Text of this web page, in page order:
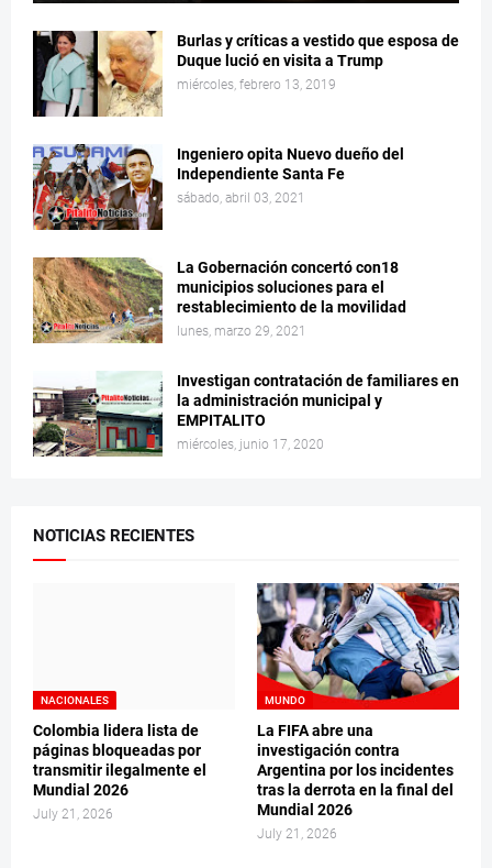
Burlas y críticas a vestido que esposa de
Duque lució en visita a Trump
miércoles, febrero 13, 2019
Ingeniero opita Nuevo dueño del
Independiente Santa Fe
sábado, abril 03, 2021
La Gobernación concertó con18
municipios soluciones para el
restablecimiento de la movilidad
lunes, marzo 29, 2021
Investigan contratación de familiares en
la administración municipal y
EMPITALITO
miércoles, junio 17, 2020
NOTICIAS RECIENTES
NACIONALES
Colombia lidera lista de
páginas bloqueadas por
transmitir ilegalmente el
Mundial 2026
July 21, 2026
MUNDO
La FIFA abre una
investigación contra
Argentina por los incidentes
tras la derrota en la final del
Mundial 2026
July 21, 2026